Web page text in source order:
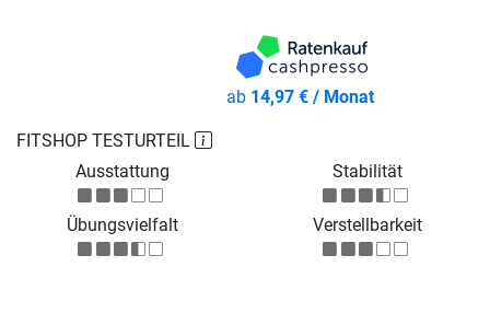
FITSHOP TESTURTEIL
Ausstattung
Stabilität
Übungsvielfalt Verstellbarkeit
ab 14,97 € / Monat